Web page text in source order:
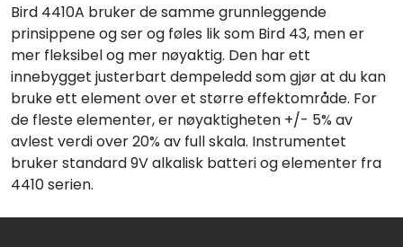
Bird 4410A bruker de samme grunnleggende
prinsippene og ser og føles lik som Bird 43, men er
mer fleksibel og mer nøyaktig. Den har ett
innebygget justerbart dempeledd som gjør at du kan
bruke ett element over et større effektområde. For
de fleste elementer, er nøyaktigheten +/- 5% av
avlest verdi over 20% av full skala. Instrumentet
bruker standard 9V alkalisk batteri og elementer fra
4410 serien.